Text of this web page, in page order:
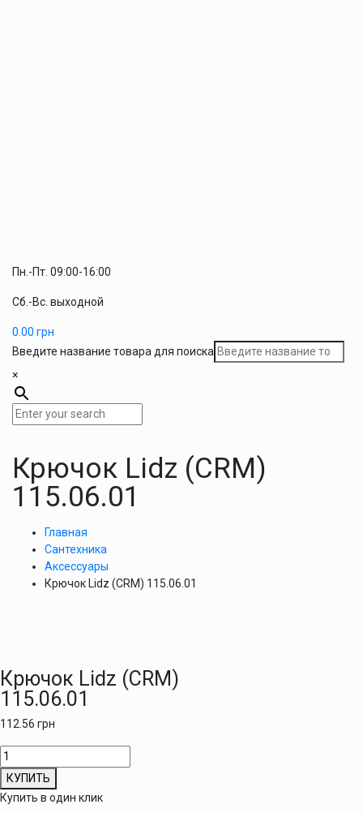
Пн.-Пт. 09:00-16:00
Сб.-Вс. выходной
0.00 грн
Введите название товара для поиска
×
Крючок Lidz (CRM)
115.06.01
Главная
Сантехника
Аксессуары
Крючок Lidz (CRM) 115.06.01
Крючок Lidz (CRM)
115.06.01
112.56 грн
Количество
товара
Крючок
Lidz
КУПИТЬ
Купить в один клик